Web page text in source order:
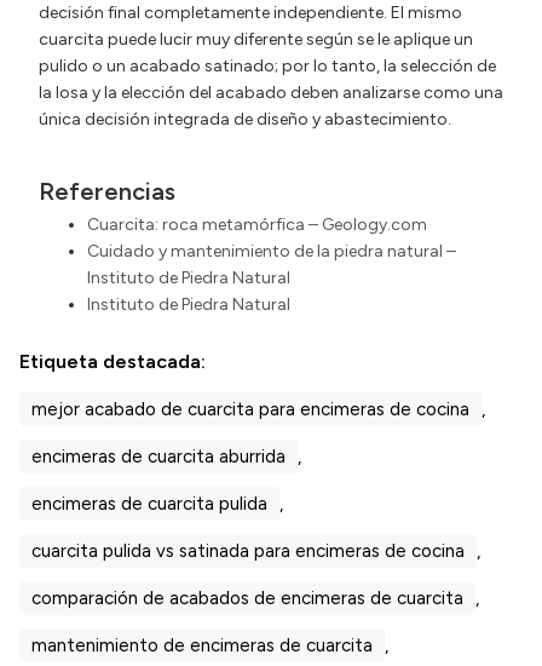
decisión final completamente independiente. El mismo
cuarcita puede lucir muy diferente según se le aplique un
pulido o un acabado satinado; por lo tanto, la selección de
la losa y la elección del acabado deben analizarse como una
única decisión integrada de diseño y abastecimiento.
Referencias
Cuarcita: roca metamórfica – Geology.com
Cuidado y mantenimiento de la piedra natural –
Instituto de Piedra Natural
Instituto de Piedra Natural
Etiqueta destacada:
mejor acabado de cuarcita para encimeras de cocina ,
encimeras de cuarcita aburrida ,
encimeras de cuarcita pulida ,
cuarcita pulida vs satinada para encimeras de cocina ,
comparación de acabados de encimeras de cuarcita ,
mantenimiento de encimeras de cuarcita ,